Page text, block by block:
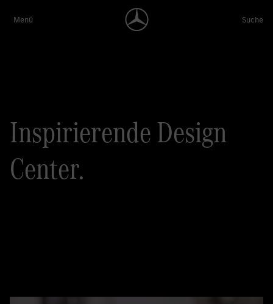
Inspirierende Design
Center.